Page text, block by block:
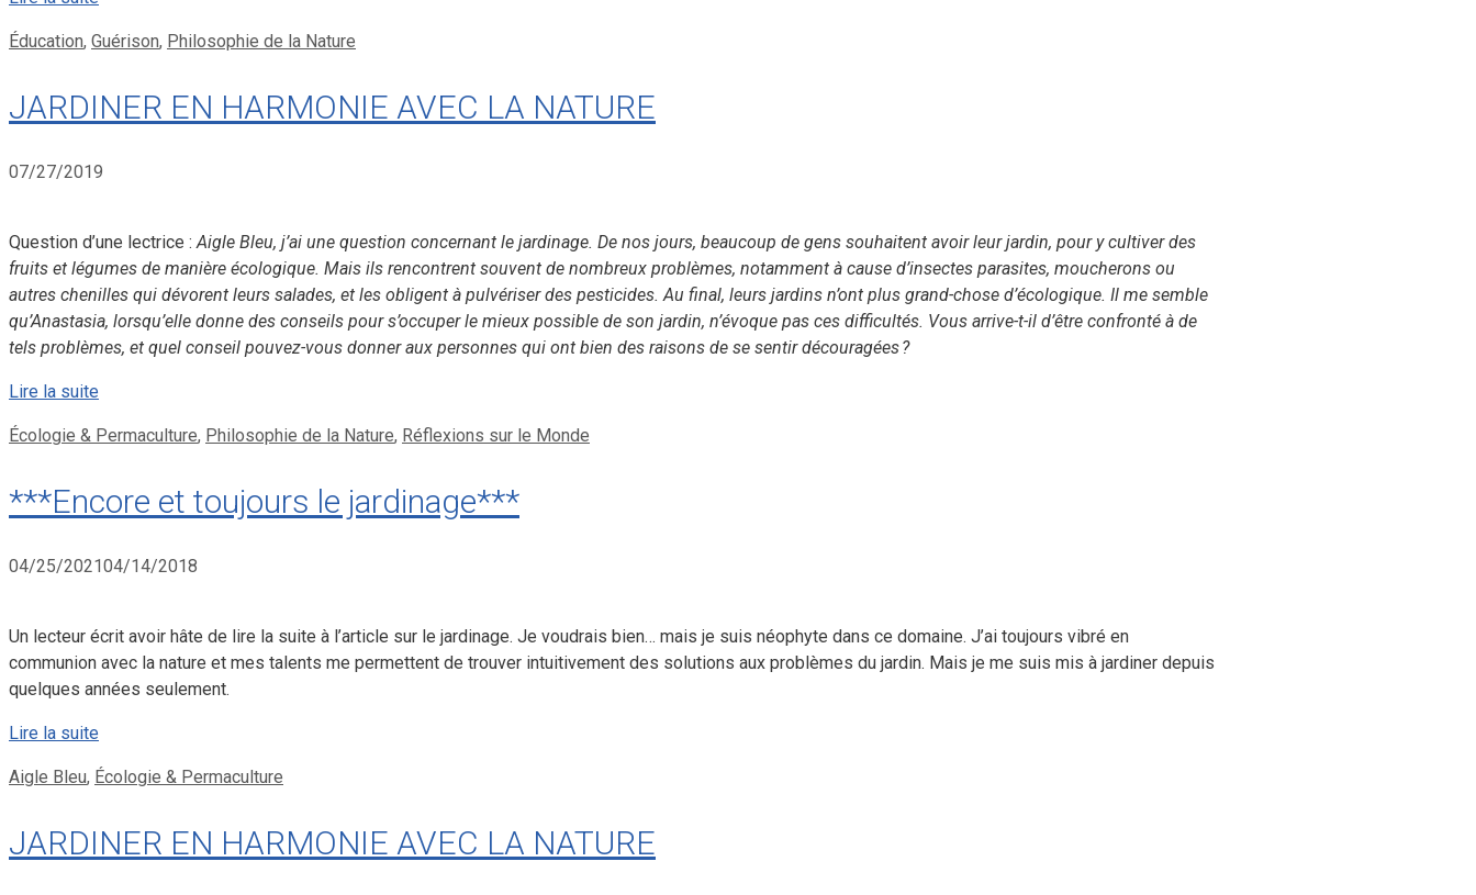
Catégories
Éducation, Guérison, Philosophie de la Nature
JARDINER EN HARMONIE AVEC LA NATURE
07/27/2019
Question d’une lectrice :Aigle Bleu, j’ai une question concernant le jardinage. De nos jours, beaucoup de gens souhaitent avoir leur jardin, pour y cultiver des
fruits et légumes de manière écologique. Mais ils rencontrent souvent de nombreux problèmes, notamment à cause d’insectes parasites, moucherons ou
autres chenilles qui dévorent leurs salades, et les obligent à pulvériser des pesticides. Au final, leurs jardins n’ont plus grand-chose d’écologique. Il me semble
qu’Anastasia, lorsqu’elle donne des conseils pour s’occuper le mieux possible de son jardin, n’évoque pas ces difficultés. Vous arrive-t-il d’être confronté à de
tels problèmes, et quel conseil pouvez-vous donner aux personnes qui ont bien des raisons de se sentir découragées ?
Lire la suite
Catégories
Écologie & Permaculture, Philosophie de la Nature, Réflexions sur le Monde
***Encore et toujours le jardinage***
04/25/202104/14/2018
Un lecteur écrit avoir hâte de lire la suite à l’article sur le jardinage. Je voudrais bien… mais je suis néophyte dans ce domaine. J’ai toujours vibré en
communion avec la nature et mes talents me permettent de trouver intuitivement des solutions aux problèmes du jardin. Mais je me suis mis à jardiner depuis
quelques années seulement.
Lire la suite
Catégories
Aigle Bleu, Écologie & Permaculture
JARDINER EN HARMONIE AVEC LA NATURE